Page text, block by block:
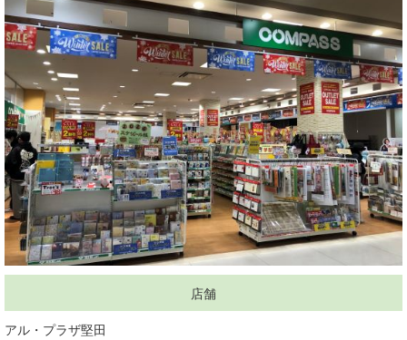
店舗
アル・プラザ堅田